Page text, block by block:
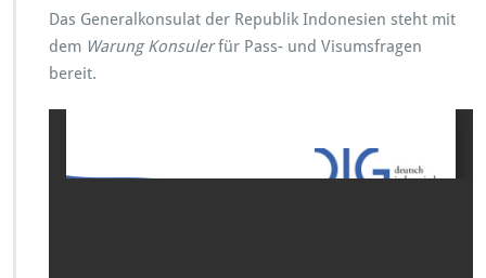
Das Generalkonsulat der Republik Indonesien steht mit
dem Warung Konsulerfür Pass- und Visumsfragen
bereit.